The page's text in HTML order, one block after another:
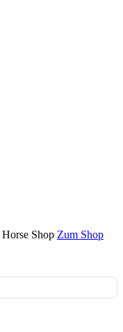
Horse Shop Zum Shop